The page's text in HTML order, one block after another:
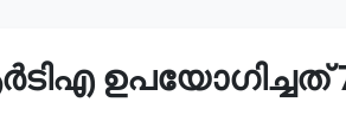
ഉപയോഗിച്ചത്